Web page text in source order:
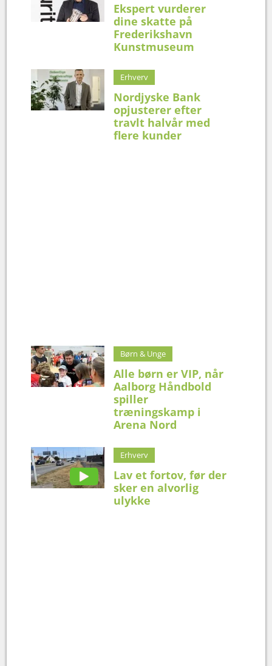
Ekspert vurderer
dine skatte på
Frederikshavn
Kunstmuseum
Erhverv
Nordjyske Bank
opjusterer efter
travlt halvår med
flere kunder
Børn & Unge
Alle børn er VIP, når
Aalborg Håndbold
spiller
træningskamp i
Arena Nord
Erhverv
Lav et fortov, før der
sker en alvorlig
ulykke